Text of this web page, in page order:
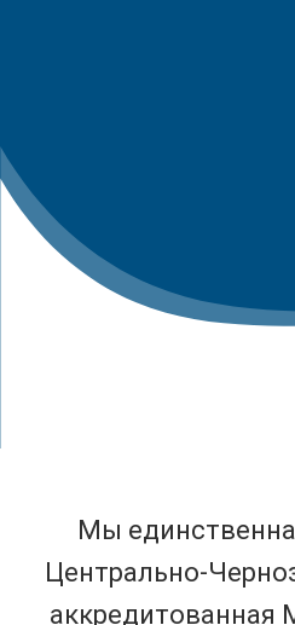
Мы
Центрально-
аккредитованная